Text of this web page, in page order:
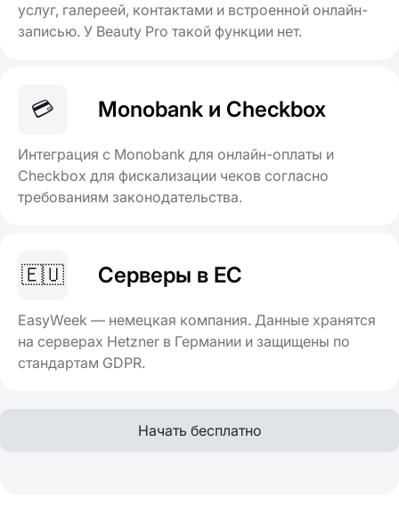
услуг, галереей, контактами и встроенной онлайн-
записью. У Beauty Pro такой функции нет.
💳 Monobank и Checkbox
Интеграция с Monobank для онлайн-оплаты и
Checkbox для фискализации чеков согласно
требованиям законодательства.
🇪🇺 Серверы в ЕС
EasyWeek — немецкая компания. Данные хранятся
на серверах Hetzner в Германии и защищены по
стандартам GDPR.
Начать бесплатно